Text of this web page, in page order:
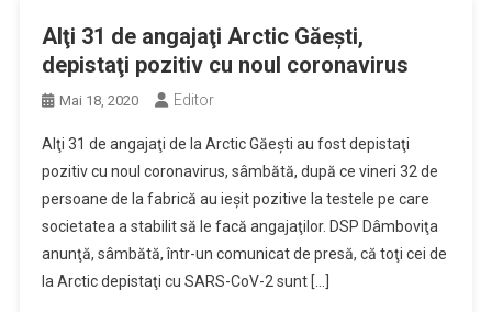
Alţi 31 de angajaţi Arctic Găeşti,
depistaţi pozitiv cu noul coronavirus
Mai 18, 2020 Editor
Alţi 31 de angajaţi de la Arctic Găeşti au fost depistaţi
pozitiv cu noul coronavirus, sâmbătă, după ce vineri 32 de
persoane de la fabrică au ieşit pozitive la testele pe care
societatea a stabilit să le facă angajaţilor. DSP Dâmboviţa
anunţă, sâmbătă, într-un comunicat de presă, că toţi cei de
la Arctic depistaţi cu SARS-CoV-2 sunt […]